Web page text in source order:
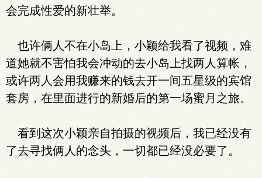
会完成性爱的新壮举。
也许俩人不在小岛上，小颖给我看了视频，难
道她就不害怕我会冲动的去小岛上找两人算帐，
或许两人会用我赚来的钱去开一间五星级的宾馆
套房，在里面进行的新婚后的第一场蜜月之旅。
看到这次小颖亲自拍摄的视频后，我已经没有
了去寻找俩人的念头，一切都已经没必要了。